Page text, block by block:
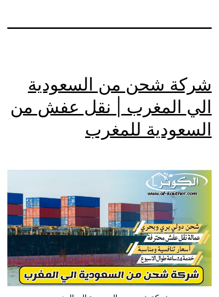
شركة شحن من السعودية
الي المغرب | نقل عفش من
السعودية للمغرب